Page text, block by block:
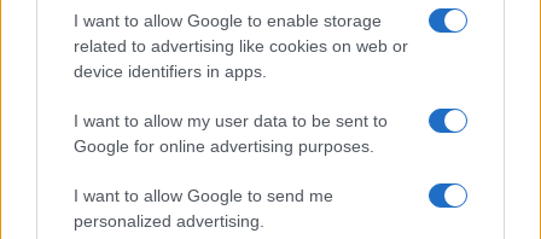
I want to allow Google to enable storage
related to advertising like cookies on web or
device identifiers in apps.
I want to allow my user data to be sent to
Google for online advertising purposes.
I want to allow Google to send me
personalized advertising.
Kategorije: Novice Novice
dvorec bukovje
sejem